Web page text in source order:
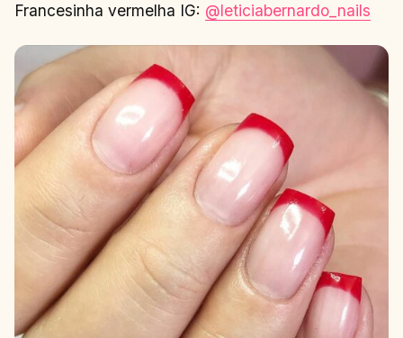
Francesinha vermelha IG: @leticiabernardo_nails